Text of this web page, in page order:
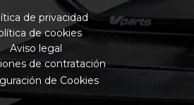
de privacidad
de cookies
Aviso legal
de contratación
de Cookies